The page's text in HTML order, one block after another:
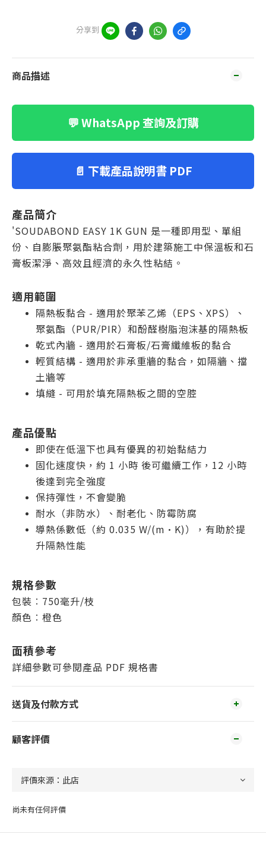
分享到
商品描述
💬 WhatsApp 查詢及訂購
📄 下載產品說明書 PDF
產品簡介
'SOUDABOND EASY 1K GUN 是一種即用型、單組
份、自膨脹聚氨酯粘合劑，用於建築施工中保溫板和石
膏板潔淨、高效且經濟的永久性粘結。
適用範圍
隔熱板黏合 - 適用於聚苯乙烯（EPS、XPS）、
聚氨酯（PUR/PIR）和酚醛樹脂泡沫基的隔熱板
乾式內牆 - 適用於石膏板/石膏纖維板的黏合
輕質結構 - 適用於非承重牆的黏合，如隔牆、擋
土牆等
填縫 - 可用於填充隔熱板之間的空腔
產品優點
即使在低溫下也具有優異的初始黏結力
固化速度快，約 1 小時 後可繼續工作，12 小時
後達到完全強度
保持彈性，不會變脆
耐水（非防水）、耐老化、防霉防腐
導熱係數低（約 0.035 W/(m·K)），有助於提
升隔熱性能
規格參數
包裝︰750毫升/枝
顏色︰橙色
面積參考
詳細參數可參閱產品 PDF 規格書
送貨及付款方式
顧客評價
尚未有任何評價